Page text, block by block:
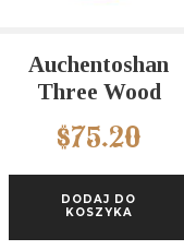
Auchentoshan
Three Wood
$75.20
DODAJ DO
KOSZYKA